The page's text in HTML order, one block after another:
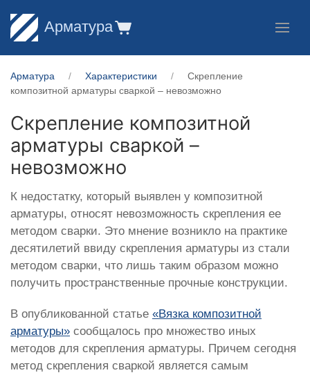
Арматура
Арматура Характеристики
Скрепление
композитной арматуры сваркой – невозможно
Скрепление композитной
арматуры сваркой –
невозможно
К недостатку, который выявлен у композитной
арматуры, относят невозможность скрепления ее
методом сварки. Это мнение возникло на практике
десятилетий ввиду скрепления арматуры из стали
методом сварки, что лишь таким образом можно
получить пространственные прочные конструкции.
В опубликованной статье «Вязка композитной
арматуры» сообщалось про множество иных
методов для скрепления арматуры. Причем сегодня
метод скрепления сваркой является самым